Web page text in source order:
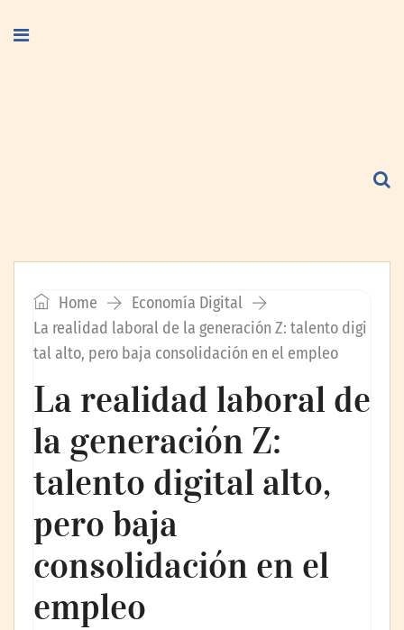
Home
Economía Digital
La realidad laboral de la generación Z: talento digi
tal alto, pero baja consolidación en el empleo
La realidad laboral de
la generación Z:
talento digital alto,
pero baja
consolidación en el
empleo